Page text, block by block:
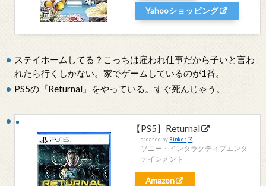
Yahooショッピング
ステイホームしてる？こっちは雇われ仕事だから子いと言わ
れたら行くしかない。家でゲームしているのが1番。
PS5の『Returnal』をやっている。すぐ死んじゃう。
【PS5】Returnal
created by Rinker
ソニー・インタラクティブエンタ
テインメント
Amazon